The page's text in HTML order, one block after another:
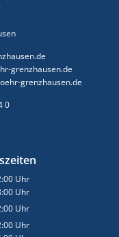
grenzhausen.de
grenzhausen.de
0
Uhr
08:00 bis 12:00 Uhr
Uhr
13:00 bis 18:00 Uhr
Uhr
08:00 bis 12:00 Uhr
Uhr